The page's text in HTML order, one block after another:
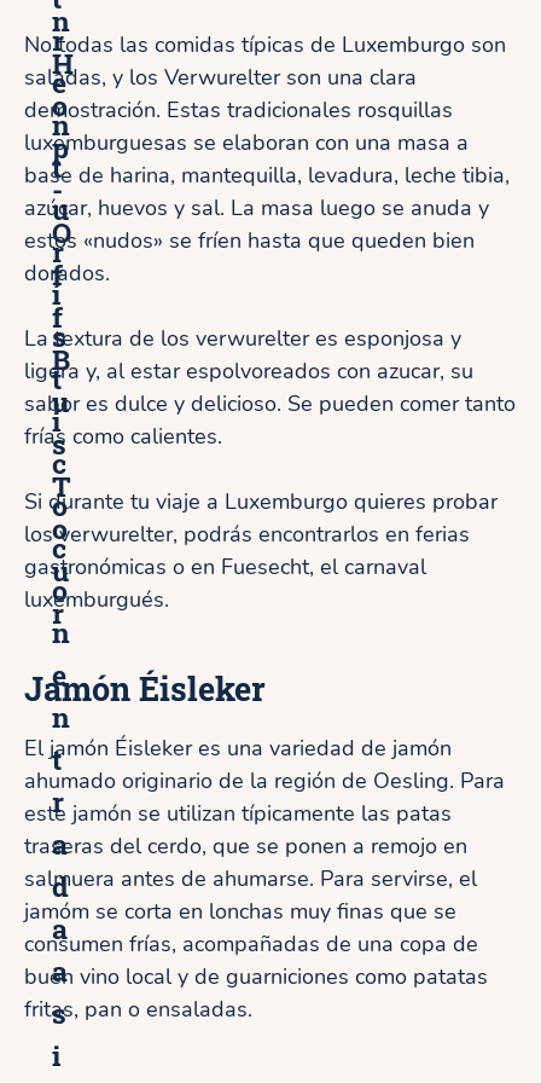
n
H
o
p
-
O
f
f
B
u
s
T
o
u
r
r
e
n
t
u
r
í
s
t
i
c
o
c
o
n
e
n
t
r
a
d
a
a
s
i
No todas las comidas típicas de Luxemburgo son
saladas, y los Verwurelter son una clara
demostración. Estas tradicionales rosquillas
luxemburguesas se elaboran con una masa a
base de harina, mantequilla, levadura, leche tibia,
azúcar, huevos y sal. La masa luego se anuda y
estos «nudos» se fríen hasta que queden bien
dorados.
La textura de los verwurelter es esponjosa y
ligera y, al estar espolvoreados con azucar, su
sabor es dulce y delicioso. Se pueden comer tanto
frías como calientes.
Si durante tu viaje a Luxemburgo quieres probar
los verwurelter, podrás encontrarlos en ferias
gastronómicas o en Fuesecht, el carnaval
luxemburgués.
Jamón Éisleker
El jamón Éisleker es una variedad de jamón
ahumado originario de la región de Oesling. Para
este jamón se utilizan típicamente las patas
traseras del cerdo, que se ponen a remojo en
salmuera antes de ahumarse. Para servirse, el
jamóm se corta en lonchas muy finas que se
consumen frías, acompañadas de una copa de
buen vino local y de guarniciones como patatas
fritas, pan o ensaladas.